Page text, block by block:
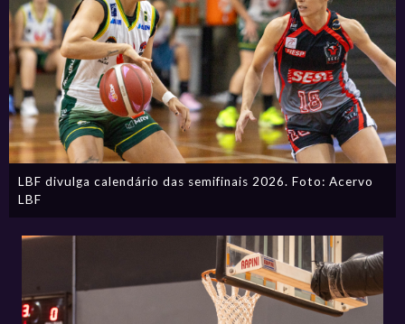
LBF divulga calendário das semifinais 2026. Foto: Acervo
LBF